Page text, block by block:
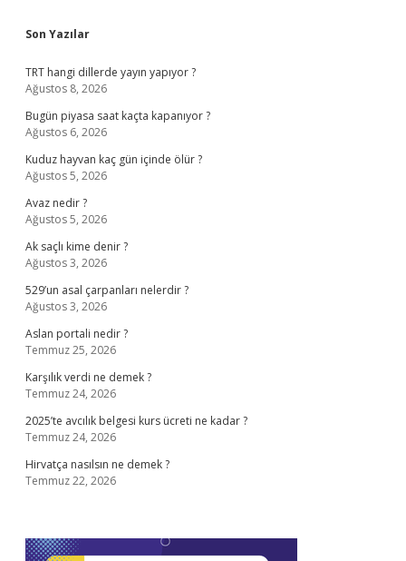
Sidebar
Son Yazılar
TRT hangi dillerde yayın yapıyor ?
Ağustos 8, 2026
Bugün piyasa saat kaçta kapanıyor ?
Ağustos 6, 2026
Kuduz hayvan kaç gün içinde ölür ?
Ağustos 5, 2026
Avaz nedir ?
Ağustos 5, 2026
Ak saçlı kime denir ?
Ağustos 3, 2026
529’un asal çarpanları nelerdir ?
Ağustos 3, 2026
Aslan portali nedir ?
Temmuz 25, 2026
Karşılık verdi ne demek ?
Temmuz 24, 2026
2025’te avcılık belgesi kurs ücreti ne kadar ?
Temmuz 24, 2026
Hirvatça nasılsın ne demek ?
Temmuz 22, 2026